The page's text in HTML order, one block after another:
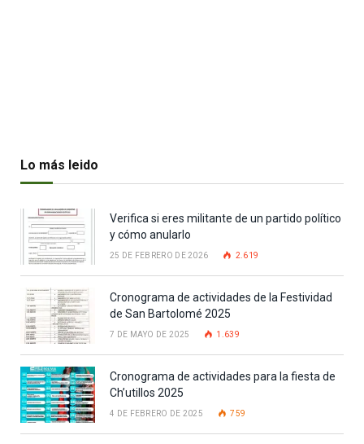
Lo más leido
Verifica si eres militante de un partido político
y cómo anularlo
25 DE FEBRERO DE 2026 2.619
Cronograma de actividades de la Festividad
de San Bartolomé 2025
7 DE MAYO DE 2025 1.639
Cronograma de actividades para la fiesta de
Ch’utillos 2025
4 DE FEBRERO DE 2025 759